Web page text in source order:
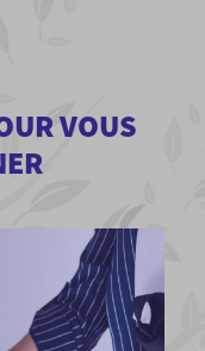
VOUS